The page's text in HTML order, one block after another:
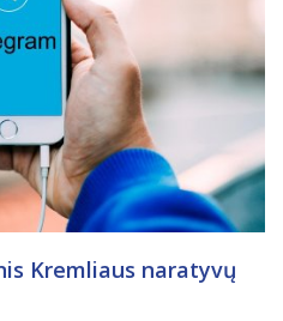
Kremliaus naratyvų